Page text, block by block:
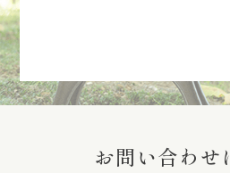
お問い合わせ